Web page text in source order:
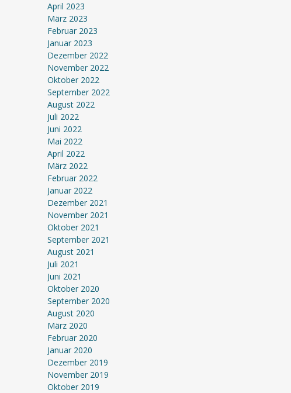
April 2023
März 2023
Februar 2023
Januar 2023
Dezember 2022
November 2022
Oktober 2022
September 2022
August 2022
Juli 2022
Juni 2022
Mai 2022
April 2022
März 2022
Februar 2022
Januar 2022
Dezember 2021
November 2021
Oktober 2021
September 2021
August 2021
Juli 2021
Juni 2021
Oktober 2020
September 2020
August 2020
März 2020
Februar 2020
Januar 2020
Dezember 2019
November 2019
Oktober 2019